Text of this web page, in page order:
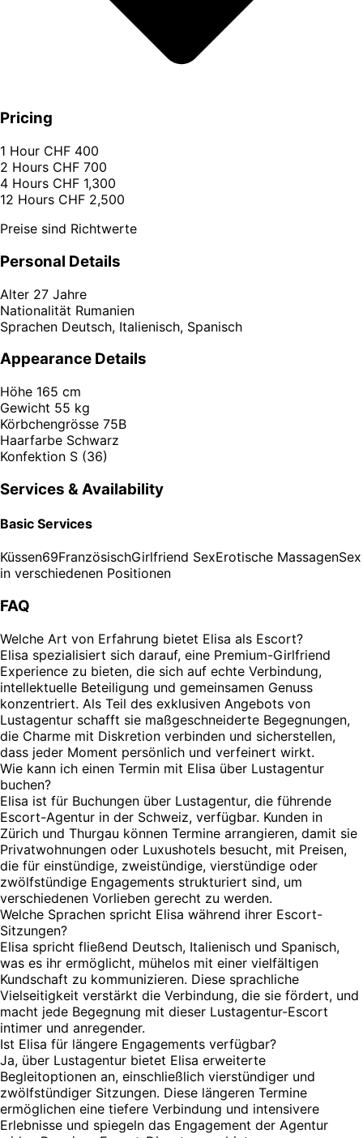
Pricing
1 Hour CHF 400
2 Hours CHF 700
4 Hours CHF 1,300
12 Hours CHF 2,500
Preise sind Richtwerte
Personal Details
Alter 27 Jahre
Nationalität Rumanien
Sprachen Deutsch, Italienisch, Spanisch
Appearance Details
Höhe 165 cm
Gewicht 55 kg
Körbchengrösse 75B
Haarfarbe Schwarz
Konfektion S (36)
Services & Availability
Basic Services
Küssen69FranzösischGirlfriend SexErotische MassagenSex
in verschiedenen Positionen
FAQ
Welche Art von Erfahrung bietet Elisa als Escort?
Elisa spezialisiert sich darauf, eine Premium-Girlfriend
Experience zu bieten, die sich auf echte Verbindung,
intellektuelle Beteiligung und gemeinsamen Genuss
konzentriert. Als Teil des exklusiven Angebots von
Lustagentur schafft sie maßgeschneiderte Begegnungen,
die Charme mit Diskretion verbinden und sicherstellen,
dass jeder Moment persönlich und verfeinert wirkt.
Wie kann ich einen Termin mit Elisa über Lustagentur
buchen?
Elisa ist für Buchungen über Lustagentur, die führende
Escort-Agentur in der Schweiz, verfügbar. Kunden in
Zürich und Thurgau können Termine arrangieren, damit sie
Privatwohnungen oder Luxushotels besucht, mit Preisen,
die für einstündige, zweistündige, vierstündige oder
zwölfstündige Engagements strukturiert sind, um
verschiedenen Vorlieben gerecht zu werden.
Welche Sprachen spricht Elisa während ihrer Escort-
Sitzungen?
Elisa spricht fließend Deutsch, Italienisch und Spanisch,
was es ihr ermöglicht, mühelos mit einer vielfältigen
Kundschaft zu kommunizieren. Diese sprachliche
Vielseitigkeit verstärkt die Verbindung, die sie fördert, und
macht jede Begegnung mit dieser Lustagentur-Escort
intimer und anregender.
Ist Elisa für längere Engagements verfügbar?
Ja, über Lustagentur bietet Elisa erweiterte
Begleitoptionen an, einschließlich vierstündiger und
zwölfstündiger Sitzungen. Diese längeren Termine
ermöglichen eine tiefere Verbindung und intensivere
Erlebnisse und spiegeln das Engagement der Agentur